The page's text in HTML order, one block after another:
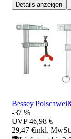
Details anzeigen
Bessey
-37 %
UVP 46,98 €
29,47 €inkl. MwSt.